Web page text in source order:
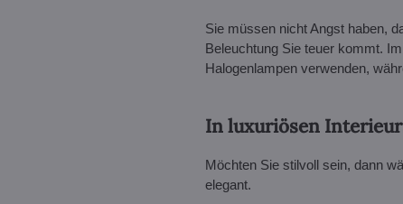
Sie müssen nicht Angst haben,
Beleuchtung Sie teuer kommt.
Halogenlampen verwenden,
In luxuriösen
Möchten Sie stilvoll sein, dann
elegant.